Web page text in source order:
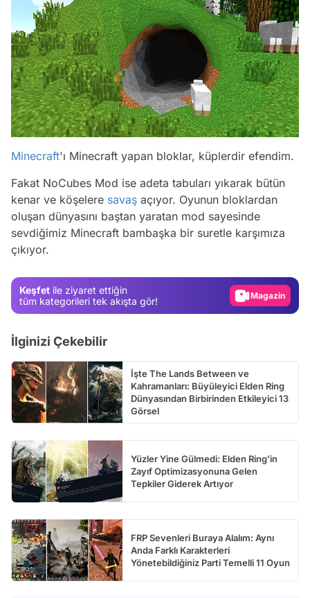
Minecraft'ı Minecraft yapan bloklar, küplerdir efendim.
Fakat NoCubes Mod ise adeta tabuları yıkarak bütün
kenar ve köşelere savaş açıyor. Oyunun bloklardan
oluşan dünyasını baştan yaratan mod sayesinde
sevdiğimiz Minecraft bambaşka bir suretle karşımıza
çıkıyor.
Keşfet ile ziyaret ettiğin
tüm kategorileri tek akışta gör!
Video
Video
İlginizi Çekebilir
İşte The Lands Between ve
Kahramanları: Büyüleyici Elden Ring
Dünyasından Birbirinden Etkileyici 13
Görsel
Yüzler Yine Gülmedi: Elden Ring'in
Zayıf Optimizasyonuna Gelen
Tepkiler Giderek Artıyor
FRP Sevenleri Buraya Alalım: Aynı
Anda Farklı Karakterleri
Yönetebildiğiniz Parti Temelli 11 Oyun